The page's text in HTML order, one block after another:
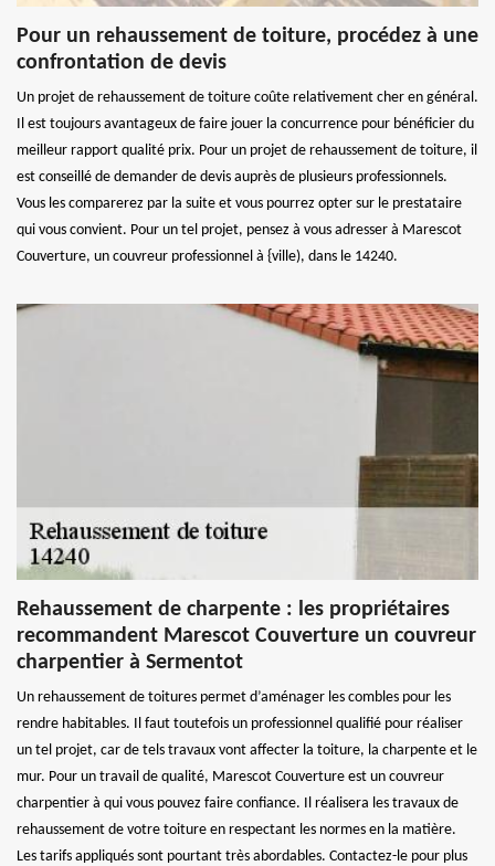
Pour un rehaussement de toiture, procédez à une
confrontation de devis
Un projet de rehaussement de toiture coûte relativement cher en général.
Il est toujours avantageux de faire jouer la concurrence pour bénéficier du
meilleur rapport qualité prix. Pour un projet de rehaussement de toiture, il
est conseillé de demander de devis auprès de plusieurs professionnels.
Vous les comparerez par la suite et vous pourrez opter sur le prestataire
qui vous convient. Pour un tel projet, pensez à vous adresser à Marescot
Couverture, un couvreur professionnel à {ville), dans le 14240.
Rehaussement de charpente : les propriétaires
recommandent Marescot Couverture un couvreur
charpentier à Sermentot
Un rehaussement de toitures permet d’aménager les combles pour les
rendre habitables. Il faut toutefois un professionnel qualifié pour réaliser
un tel projet, car de tels travaux vont affecter la toiture, la charpente et le
mur. Pour un travail de qualité, Marescot Couverture est un couvreur
charpentier à qui vous pouvez faire confiance. Il réalisera les travaux de
rehaussement de votre toiture en respectant les normes en la matière.
Les tarifs appliqués sont pourtant très abordables. Contactez-le pour plus